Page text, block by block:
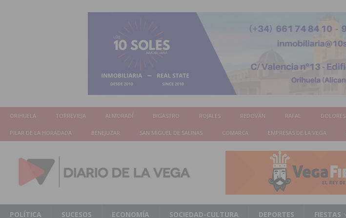
ORIHUELA TORREVIEJA ALMORADÍ BIGASTRO ROJALES REDOVÁN RAFAL DOLORES
PILAR DE LA HORADADA BENEJUZAR SAN MIGUEL DE SALINAS COMARCA EMPRESAS DE LA VEGA
POLÍTICA SUCESOS ECONOMÍA SOCIEDAD-CULTURA DEPORTES FIESTAS